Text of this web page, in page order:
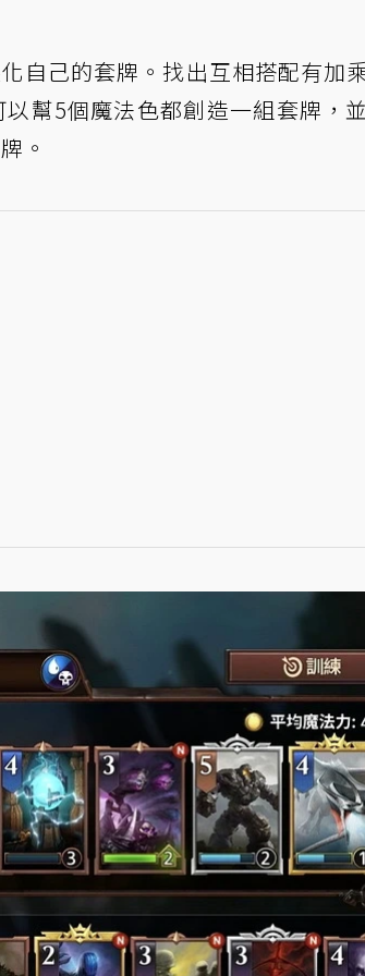
自己的套牌。找出互相搭配有加
幫5個魔法色都創造一組套牌，
。